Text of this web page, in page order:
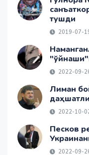
тушди
2019-07-
2022-09-
Лиман
2022-10-
Песков
2022-09-